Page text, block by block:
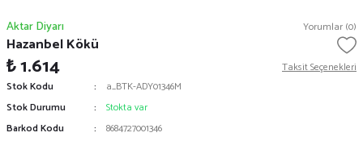
Aktar Diyarı Yorumlar (0)
Hazanbel Kökü
₺ 1.614
Taksit Seçenekleri
Stok Kodu
a_BTK-ADY01346M
Stok Durumu
Stokta var
Barkod Kodu
8684727001346